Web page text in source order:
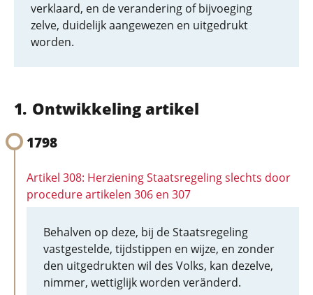
verklaard, en de verandering of bijvoeging
zelve, duidelijk aangewezen en uitgedrukt
worden.
Ontwikkeling artikel
1798
Artikel 308: Herziening Staatsregeling slechts door
procedure artikelen 306 en 307
Behalven op deze, bij de Staatsregeling
vastgestelde, tijdstippen en wijze, en zonder
den uitgedrukten wil des Volks, kan dezelve,
nimmer, wettiglijk worden veränderd.